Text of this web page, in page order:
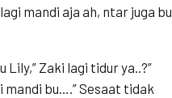
mandi aja ah, ntar juga bu
Zaki lagi tidur ya..?”
bu….” Sesaat tidak